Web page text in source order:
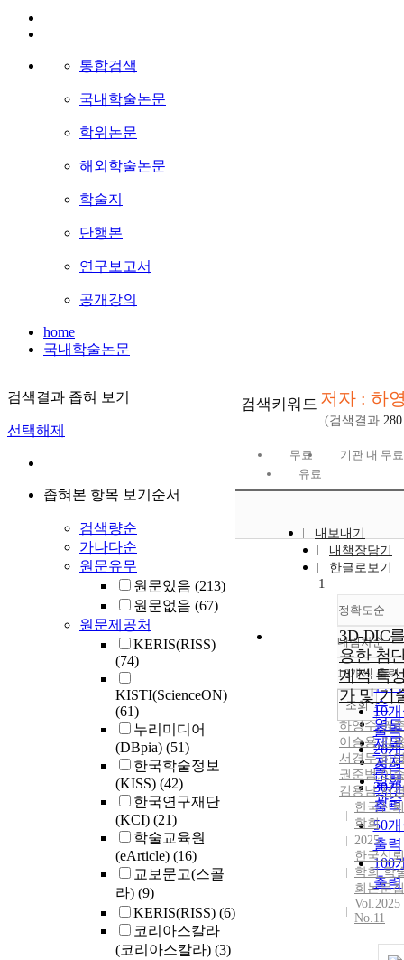
통합검색
국내학술논문
학위논문
해외학술논문
학술지
단행본
연구보고서
공개강의
home
국내학술논문
검색결과 좁혀 보기
선택해제
좁혀본 항목 보기순서
검색량순
가나다순
원문유무
원문있음 (213)
원문없음 (67)
원문제공처
KERIS(RISS)
(74)
KISTI(ScienceON)
(61)
누리미디어
(DBpia) (51)
한국학술정보
(KISS) (42)
한국연구재단
(KCI) (21)
학술교육원
(eArticle) (16)
교보문고(스콜
라) (9)
KERIS(RISS) (6)
코리아스칼라
(코리아스칼라) (3)
검색키워드 저자 : 하
(검색결과 280
무료
기관 내 무료
유료
내보내기
내책장담기
한글로보기
정확도순
정
순
인
순
연
제
저
발
관순
내림차순
내
10개씩 출력
10
출력
20
출력
30
출력
50
출력
100
출력
조회
1
3D-DIC
용한 첨
계적 특
가 및 기
하영수,권
이승용,김
서경두,하
권준범,이
김용남,서
한국신
학회
2025
한국신
학회 학
회논문집
Vol.2025
No.11